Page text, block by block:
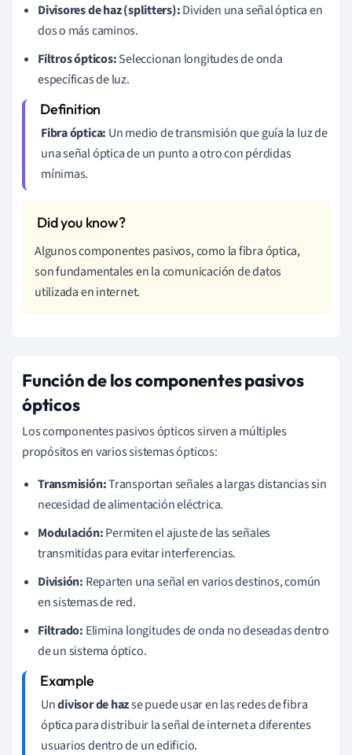
Divisores de haz (splitters):Dividen una señal óptica en
dos o más caminos.
Filtros ópticos:Seleccionan longitudes de onda
específicas de luz.
Fibra óptica: Un medio de transmisión que guía la luz de
una señal óptica de un punto a otro con pérdidas
mínimas.
Algunos componentes pasivos, como la fibra óptica,
son fundamentales en la comunicación de datos
utilizada en internet.
Función de los componentes pasivos
ópticos
Los componentes pasivos ópticos sirven a múltiples
propósitos en varios sistemas ópticos:
Transmisión:Transportan señales a largas distancias sin
necesidad de alimentación eléctrica.
Modulación:Permiten el ajuste de las señales
transmitidas para evitar interferencias.
División: Reparten una señal en varios destinos, común
en sistemas de red.
Filtrado: Elimina longitudes de onda no deseadas dentro
de un sistema óptico.
Undivisor de hazse puede usar en las redes de fibra
óptica para distribuir la señal de internet a diferentes
usuarios dentro de un edificio.